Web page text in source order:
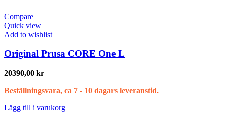
Compare
Quick view
Add to wishlist
Original Prusa CORE One L
20390,00 kr
Beställningsvara, ca 7 - 10 dagars leveranstid.
Lägg till i varukorg